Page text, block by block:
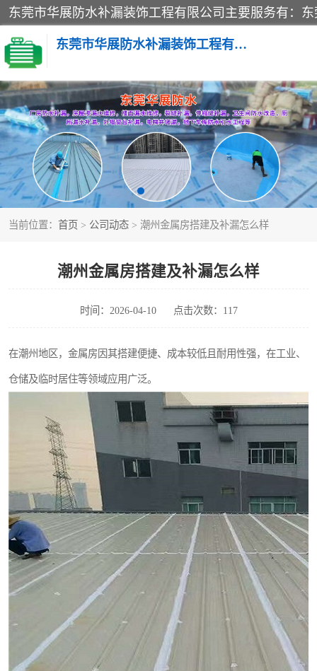
东莞市华展防水补漏装饰工程有限公司
当前位置： 首页 > 公司动态 > 潮州金属房搭建及补漏怎么样
潮州金属房搭建及补漏怎么样
时间：2026-04-10 点击次数：117
在潮州地区，金属房因其搭建便捷、成本较低且耐用性强，在工业、
仓储及临时居住等领域应用广泛。
楼面防水补漏
阳台卫生间防水补漏
金属房搭建及补漏